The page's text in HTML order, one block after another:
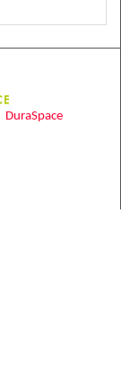
DuraSpace